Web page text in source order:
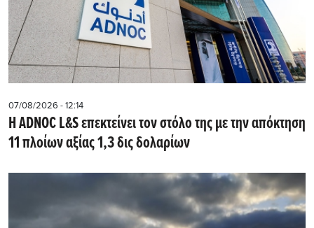
07/08/2026 - 12:14
Η ADNOC L&S επεκτείνει τον στόλο της με την απόκτηση
11 πλοίων αξίας 1,3 δις δολαρίων